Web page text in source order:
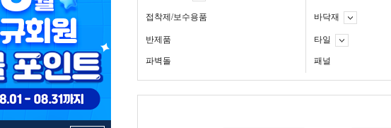
접착제/보수용품 바닥재
반제품 타일
파벽돌 패널